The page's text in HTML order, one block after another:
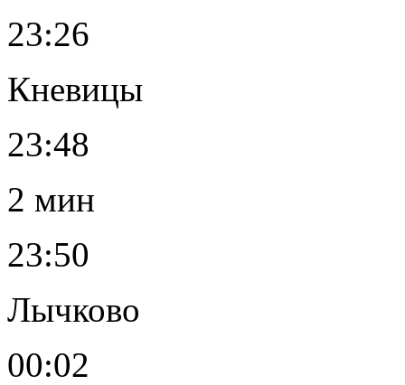
23:26
Кневицы
23:48
2 мин
23:50
Лычково
00:02